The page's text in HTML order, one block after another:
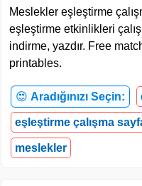
Meslekler eşleştirme
eşleştirme etkinlikleri
indirme, yazdır. Free
printables.
😍 Aradığınızı Seçin:
eşleştirme çalışma
meslekler